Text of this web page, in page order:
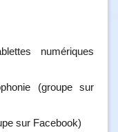
numériques
(groupe sur
sur Facebook)